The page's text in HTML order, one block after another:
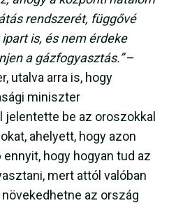
rendszerét, függővé
is, és nem érdeke
a gázfogyasztás.”–
utalva arra is, hogy
miniszter
be az oroszokkal
ahelyett, hogy azon
hogy hogyan tud az
mert attól valóban
az ország